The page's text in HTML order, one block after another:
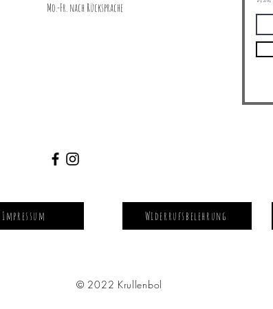
Mo.-Fr. nach Rücksprache
Impressum Widerrufsbelehrung
© 2022 Krullenbol